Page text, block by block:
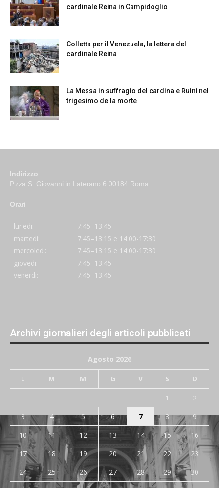
cardinale Reina in Campidoglio
Colletta per il Venezuela, la lettera del
cardinale Reina
La Messa in suffragio del cardinale Ruini nel
trigesimo della morte
Indirizzo
P.zza S. Giovanni in Laterano 6 00184 Roma
Orari
lunedi:
7:45–13:45
martedi:
7:45–13:15 e 14:00-17:30
mercoledi:
7:45–13:15 e 14:00-17:30
giovedi:
7:45–13:45
venerdi:
7:45–13:45
Archivi giornalieri degli articoli pubblicati
Agosto 2026
L M M G V S D
1
2
3
4 5 6 7 8
9
10
11 12 13 14 15
16
17
18 19 20 21 22
23
24
25 26 27 28 29
30